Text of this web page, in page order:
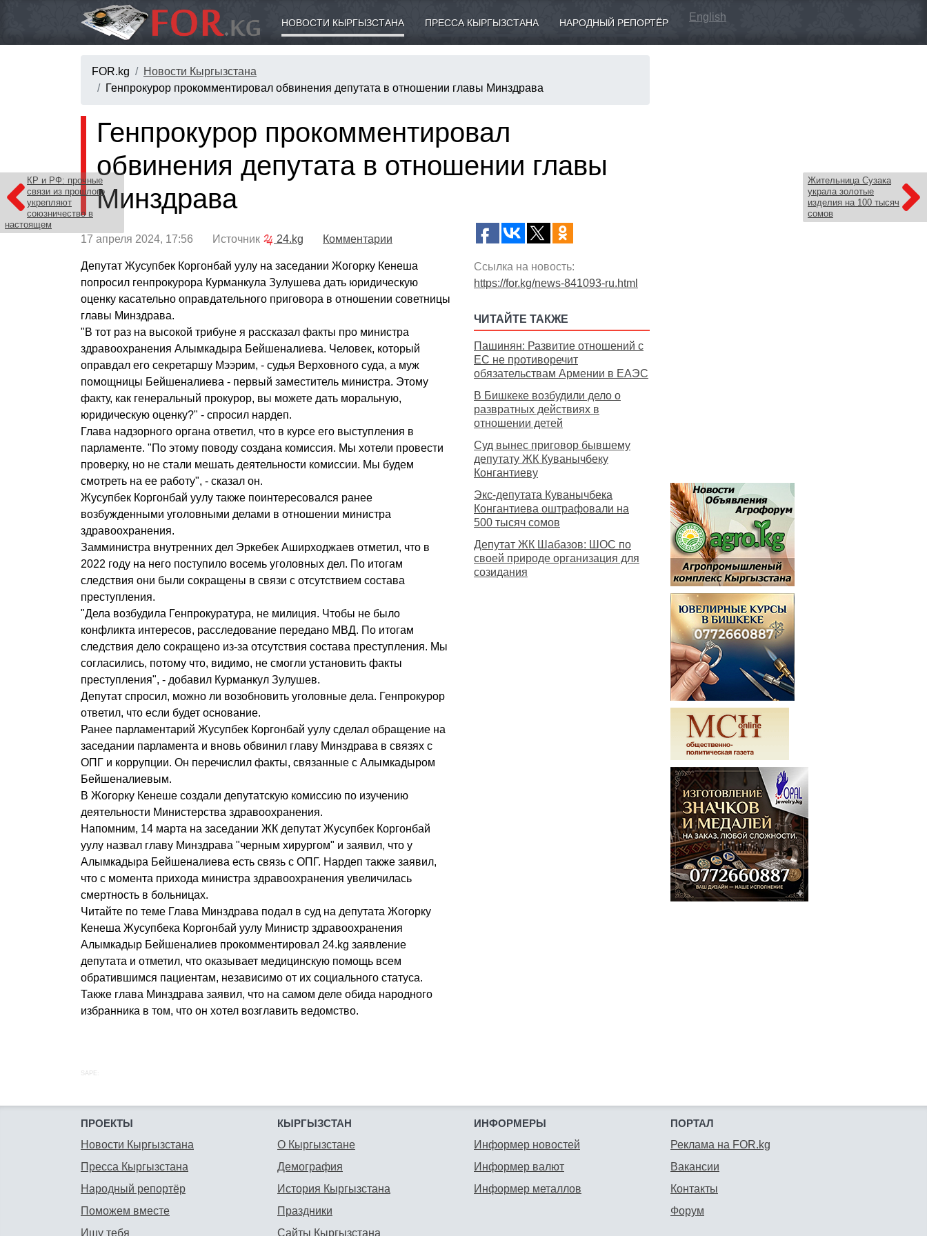
НОВОСТИ КЫРГЫЗСТАНА ПРЕССА КЫРГЫЗСТАНА НАРОДНЫЙ РЕПОРТЁР English
FOR.kg
Новости Кыргызстана
Генпрокурор прокомментировал обвинения депутата в отношении главы Минздрава
КР и РФ: прочные
связи из прошлого
укрепляют
союзничество в
настоящем
Жительница Сузака
украла золотые
изделия на 100 тысяч
сомов
Генпрокурор прокомментировал
обвинения депутата в отношении главы
Минздрава
17 апреля 2024, 17:56 Источник 24.kg Комментарии
Депутат Жусупбек Коргонбай уулу на заседании Жогорку Кенеша
попросил генпрокурора Курманкула Зулушева дать юридическую
оценку касательно оправдательного приговора в отношении советницы
главы Минздрава.
"В тот раз на высокой трибуне я рассказал факты про министра
здравоохранения Алымкадыра Бейшеналиева. Человек, который
оправдал его секретаршу Мээрим, - судья Верховного суда, а муж
помощницы Бейшеналиева - первый заместитель министра. Этому
факту, как генеральный прокурор, вы можете дать моральную,
юридическую оценку?" - спросил нардеп.
Глава надзорного органа ответил, что в курсе его выступления в
парламенте. "По этому поводу создана комиссия. Мы хотели провести
проверку, но не стали мешать деятельности комиссии. Мы будем
смотреть на ее работу", - сказал он.
Жусупбек Коргонбай уулу также поинтересовался ранее
возбужденными уголовными делами в отношении министра
здравоохранения.
Замминистра внутренних дел Эркебек Аширходжаев отметил, что в
2022 году на него поступило восемь уголовных дел. По итогам
следствия они были сокращены в связи с отсутствием состава
преступления.
"Дела возбудила Генпрокуратура, не милиция. Чтобы не было
конфликта интересов, расследование передано МВД. По итогам
следствия дело сокращено из-за отсутствия состава преступления. Мы
согласились, потому что, видимо, не смогли установить факты
преступления", - добавил Курманкул Зулушев.
Депутат спросил, можно ли возобновить уголовные дела. Генпрокурор
ответил, что если будет основание.
Ранее парламентарий Жусупбек Коргонбай уулу сделал обращение на
заседании парламента и вновь обвинил главу Минздрава в связях с
ОПГ и коррупции. Он перечислил факты, связанные с Алымкадыром
Бейшеналиевым.
В Жогорку Кенеше создали депутатскую комиссию по изучению
деятельности Министерства здравоохранения.
Напомним, 14 марта на заседании ЖК депутат Жусупбек Коргонбай
уулу назвал главу Минздрава "черным хирургом" и заявил, что у
Алымкадыра Бейшеналиева есть связь с ОПГ. Нардеп также заявил,
что с момента прихода министра здравоохранения увеличилась
смертность в больницах.
Читайте по теме Глава Минздрава подал в суд на депутата Жогорку
Кенеша Жусупбека Коргонбай уулу Министр здравоохранения
Алымкадыр Бейшеналиев прокомментировал 24.kg заявление
депутата и отметил, что оказывает медицинскую помощь всем
обратившимся пациентам, независимо от их социального статуса.
Также глава Минздрава заявил, что на самом деле обида народного
избранника в том, что он хотел возглавить ведомство.
Ссылка на новость:
https://for.kg/news-841093-ru.html
ЧИТАЙТЕ ТАКЖЕ
Пашинян: Развитие отношений с
ЕС не противоречит
обязательствам Армении в ЕАЭС
В Бишкеке возбудили дело о
развратных действиях в
отношении детей
Суд вынес приговор бывшему
депутату ЖК Куванычбеку
Конгантиеву
Экс-депутата Куванычбека
Конгантиева оштрафовали на
500 тысяч сомов
Депутат ЖК Шабазов: ШОС по
своей природе организация для
созидания
SAPE:
ПРОЕКТЫ
Новости Кыргызстана
Пресса Кыргызстана
Народный репортёр
Поможем вместе
Ищу тебя
КЫРГЫЗСТАН
О Кыргызстане
Демография
История Кыргызстана
Праздники
Сайты Кыргызстана
ИНФОРМЕРЫ
Информер новостей
Информер валют
Информер металлов
ПОРТАЛ
Реклама на FOR.kg
Вакансии
Контакты
Форум